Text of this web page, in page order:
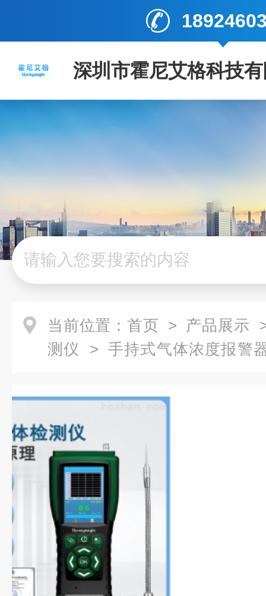
深圳市霍尼艾格科技
当前位置： 首页 > 产品展示
测仪 > 手持式气体浓度报警